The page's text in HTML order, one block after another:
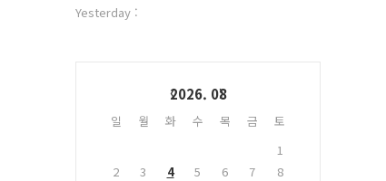
그
자
Yesterday :
2026. 08
일 월 화 수 목 금
토
1
2
3 4 5 6 7
8